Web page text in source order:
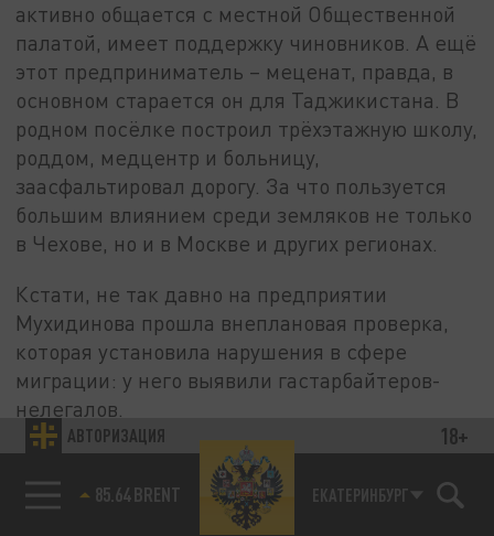
АВТОРИЗАЦИЯ 18+
85.64 BRENT ЕКАТЕРИНБУРГ
активно общается с местной Общественной
палатой, имеет поддержку чиновников. А ещё
этот предприниматель – меценат, правда, в
основном старается он для Таджикистана. В
родном посёлке построил трёхэтажную школу,
роддом, медцентр и больницу,
заасфальтировал дорогу. За что пользуется
большим влиянием среди земляков не только
в Чехове, но и в Москве и других регионах.
Кстати, не так давно на предприятии
Мухидинова прошла внеплановая проверка,
которая установила нарушения в сфере
миграции: у него выявили гастарбайтеров-
нелегалов.
Степень влияниявысокая. Мухидинов имеет
связи и контакты не только на региональном
уровне в России (получает крайне важные